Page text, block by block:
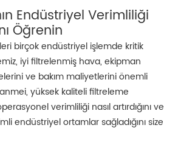
Endüstriyel Verimliliği
Öğrenin
birçok endüstriyel işlemde kritik
iyi filtrelenmiş hava, ekipman
ve bakım maliyetlerini önemli
yüksek kaliteli filtreleme
verimliliği nasıl artırdığını ve
endüstriyel ortamlar sağladığını size